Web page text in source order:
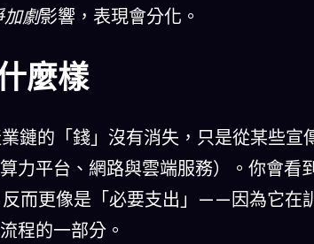
劇影響，表現會分化。
麼樣
鏈的「錢」沒有消失，只是從某些宣
力平台、網路與雲端服務）。你會看
而更像是「必要支出」——因為它在
程的一部分。